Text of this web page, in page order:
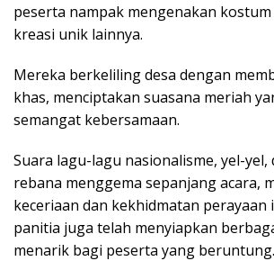
peserta nampak mengenakan
kreasi unik lainnya.
Mereka berkeliling desa dengan
khas, menciptakan suasana meriah
semangat kebersamaan.
Suara lagu-lagu nasionalisme, yel-yel,
rebana menggema sepanjang acara,
keceriaan dan kekhidmatan perayaan
panitia juga telah menyiapkan
menarik bagi peserta yang beruntung.